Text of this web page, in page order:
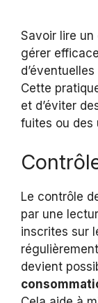
Savoir lire un
gérer
Cette
et d’éviter
fuites ou des
Le contrôle
par une
inscrites sur
devient